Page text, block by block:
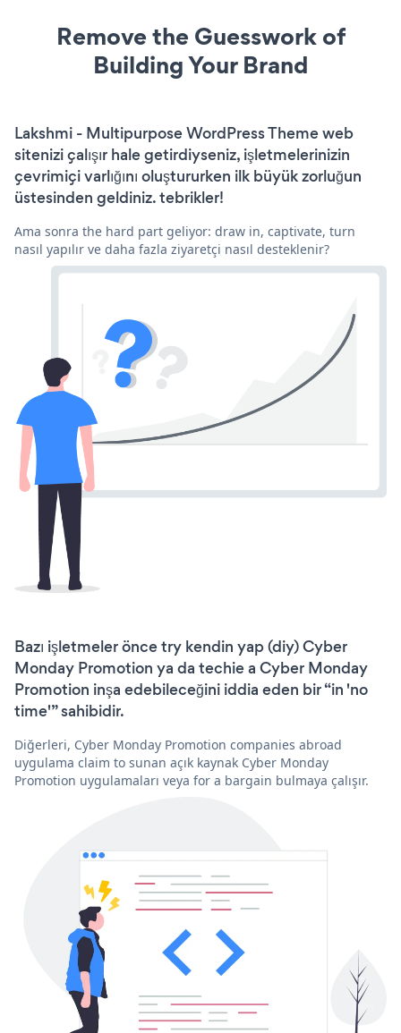
Remove the Guesswork of
Building Your Brand
Lakshmi - Multipurpose WordPress Theme web
sitenizi çalışır hale getirdiyseniz, işletmelerinizin
çevrimiçi varlığını oluştururken ilk büyük zorluğun
üstesinden geldiniz. tebrikler!
Ama sonra the hard part geliyor: draw in, captivate, turn
nasıl yapılır ve daha fazla ziyaretçi nasıl desteklenir?
Bazı işletmeler önce try kendin yap (diy) Cyber
Monday Promotion ya da techie a Cyber Monday
Promotion inşa edebileceğini iddia eden bir “in 'no
time'” sahibidir.
Diğerleri, Cyber Monday Promotion companies abroad
uygulama claim to sunan açık kaynak Cyber Monday
Promotion uygulamaları veya for a bargain bulmaya çalışır.